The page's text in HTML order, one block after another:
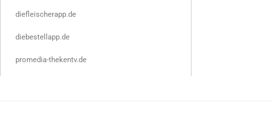
diefleischerapp.de
diebestellapp.de
promedia-thekentv.de